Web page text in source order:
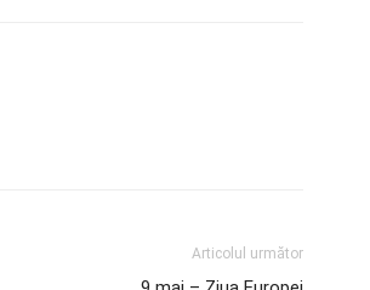
Articolul următor